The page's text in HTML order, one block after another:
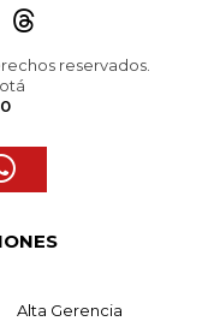
reservados.
Alta Gerencia